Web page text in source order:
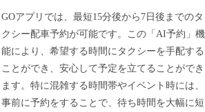
GOアプリでは、最短15分後から7日後までのタ
クシー配車予約が可能です。この「AI予約」機
能により、希望する時間にタクシーを手配する
ことができ、安心して予定を立てることができ
ます。特に混雑する時間帯やイベント時には、
事前に予約をすることで、待ち時間を大幅に短